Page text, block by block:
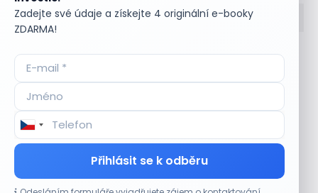
Zadejte své údaje a získejte 4 originální e-booky
ZDARMA!
Přihlásit se k odběru
Accumulate
ADR (Americké
depozitní certifikáty)
Advokátní úschova
Akcie
Akcie kmenová
Akcie na doručitele
Akcie prioritní
Akciové riziko (Risk On
Komoditní trhy
Kontinuální režim
Korporátní dluhopisy
Kotovaná měna
Krátká pozice
Krátká pozice (short